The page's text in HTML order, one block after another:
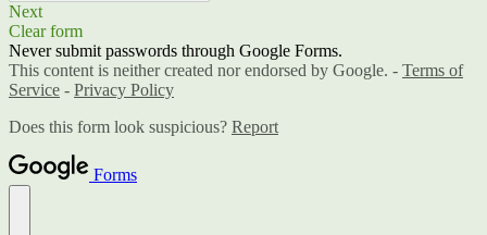
Next
Clear form
Never submit passwords through Google Forms.
This content is neither created nor endorsed by Google. - Terms of
Service - Privacy Policy
Does this form look suspicious? Report
Forms